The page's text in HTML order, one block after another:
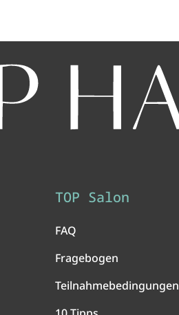
TOP Salon
FAQ
Fragebogen
Teilnahmebedingungen